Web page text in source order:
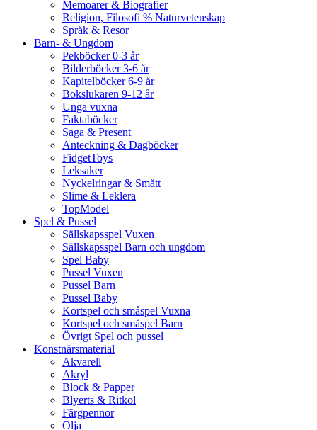
Memoarer & Biografier
Religion, Filosofi % Naturvetenskap
Språk & Resor
Barn- & Ungdom
Pekböcker 0-3 år
Bilderböcker 3-6 år
Kapitelböcker 6-9 år
Bokslukaren 9-12 år
Unga vuxna
Faktaböcker
Saga & Present
Anteckning & Dagböcker
FidgetToys
Leksaker
Nyckelringar & Smått
Slime & Leklera
TopModel
Spel & Pussel
Sällskapsspel Vuxen
Sällskapsspel Barn och ungdom
Spel Baby
Pussel Vuxen
Pussel Barn
Pussel Baby
Kortspel och småspel Vuxna
Kortspel och småspel Barn
Övrigt Spel och pussel
Konstnärsmaterial
Akvarell
Akryl
Block & Papper
Blyerts & Ritkol
Färgpennor
Olja